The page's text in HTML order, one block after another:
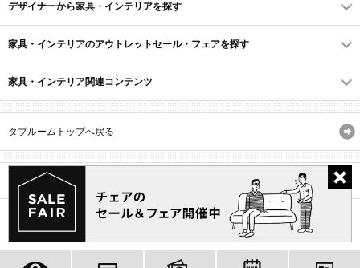
デザイナーから家具・インテリアを探す
家具・インテリアのアウトレットセール・フェアを探す
家具・インテリア関連コンテンツ
タブルームトップへ戻る
サイトマップ プライバシーポリシー